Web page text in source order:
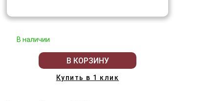
В наличии
В КОРЗИНУ
Купить в 1 клик